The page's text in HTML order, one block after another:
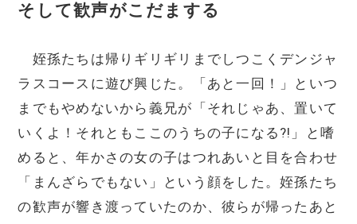
そして歓声がこだまする
姪孫たちは帰りギリギリまでしつこくデンジャ
ラスコースに遊び興じた。「あと一回！」といつ
までもやめないから義兄が「それじゃあ、置いて
いくよ！それともここのうちの子になる⁈」と嗜
めると、年かさの女の子はつれあいと目を合わせ
「まんざらでもない」という顔をした。姪孫たち
の歓声が響き渡っていたのか、彼らが帰ったあと